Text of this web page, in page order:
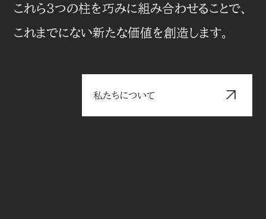
これら３つの柱を巧みに組み合わせることで、
これまでにない新たな価値を創造します。
私たちについて